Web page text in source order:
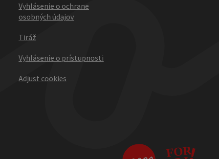
Vyhlásenie o ochrane
osobných údajov
Tiráž
Vyhlásenie o prístupnosti
Adjust cookies